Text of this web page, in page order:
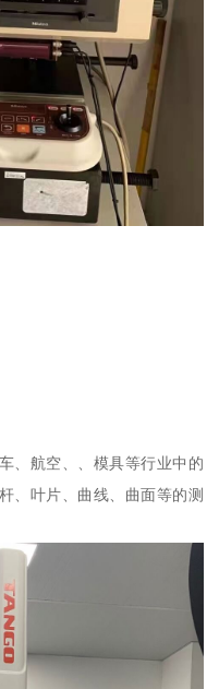
、航空、、模具等行业中的
、叶片、曲线、曲面等的测